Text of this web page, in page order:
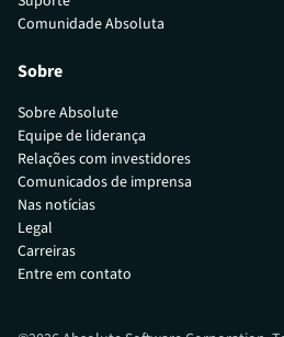
Comunidade Absoluta
Sobre
Sobre Absolute
Equipe de liderança
Relações com investidores
Comunicados de imprensa
Nas notícias
Legal
Carreiras
Entre em contato